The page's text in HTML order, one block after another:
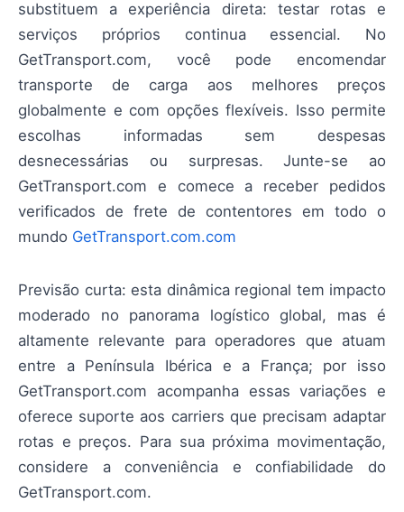
substituem a experiência direta: testar rotas e
serviços próprios continua essencial. No
GetTransport.com, você pode encomendar
transporte de carga aos melhores preços
globalmente e com opções flexíveis. Isso permite
escolhas informadas sem despesas
desnecessárias ou surpresas. Junte-se ao
GetTransport.com e comece a receber pedidos
verificados de frete de contentores em todo o
mundo GetTransport.com.com
Previsão curta: esta dinâmica regional tem impacto
moderado no panorama logístico global, mas é
altamente relevante para operadores que atuam
entre a Península Ibérica e a França; por isso
GetTransport.com acompanha essas variações e
oferece suporte aos carriers que precisam adaptar
rotas e preços. Para sua próxima movimentação,
considere a conveniência e confiabilidade do
GetTransport.com.